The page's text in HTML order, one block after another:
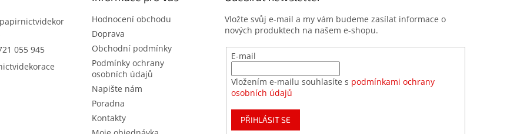
papirnictvidekor
055 945
Hodnocení obchodu
Doprava
Obchodní podmínky
Podmínky ochrany
osobních údajů
Napište nám
Poradna
Kontakty
Vložte svůj e-mail a my vám budeme zasílat informace o
nových produktech na našem e-shopu.
E-mail
Vložením e-mailu souhlasíte s podmínkami ochrany
osobních údajů
PŘIHLÁSIT SE